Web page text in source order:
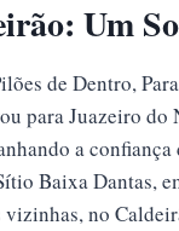
Um
de Dentro,
para Juazeiro do
a
Baixa Dantas,
vizinhas, no